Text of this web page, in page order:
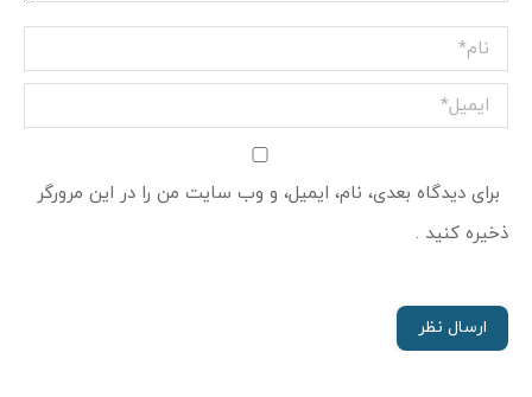
نام *
ایمیل *
برای دیدگاه بعدی، نام، ایمیل، و وب سایت من را در این مرورگر
ذخیره کنید .
ارسال نظر